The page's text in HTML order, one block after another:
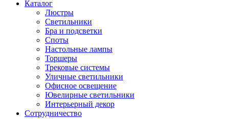
Каталог
Люстры
Светильники
Бра и подсветки
Споты
Настольные лампы
Торшеры
Трековые системы
Уличные светильники
Офисное освещение
Ювелирные светильники
Интерьерный декор
Сотрудничество